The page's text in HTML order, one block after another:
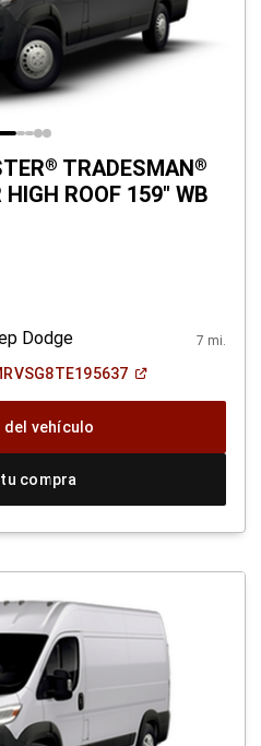
® TRADESMAN®
ROOF 159" WB
Dodge 7 mi.
(Abrir
una
del vehículo
tu compra